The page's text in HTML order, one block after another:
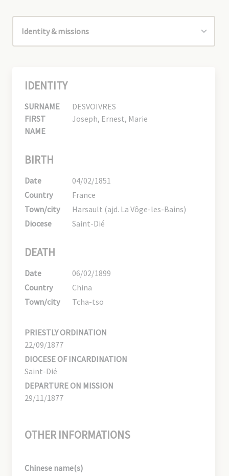
IDENTITY
SURNAME
DESVOIVRES
FIRST
NAME
Joseph, Ernest, Marie
BIRTH
Date
04/02/1851
Country
France
Town/city
Harsault (ajd. La Vôge-les-Bains)
Diocese
Saint-Dié
DEATH
Date
06/02/1899
Country
China
Town/city
Tcha-tso
PRIESTLY ORDINATION
22/09/1877
DIOCESE OF INCARDINATION
Saint-Dié
DEPARTURE ON MISSION
29/11/1877
OTHER INFORMATIONS
Chinese name(s)